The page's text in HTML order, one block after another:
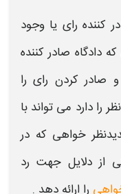
کننده رای یا وجود
دادگاه صادر کننده
کردن رای را
را دارد می تواند با
خواهی که در
از دلایل جهت رد
را ارائه دهد .